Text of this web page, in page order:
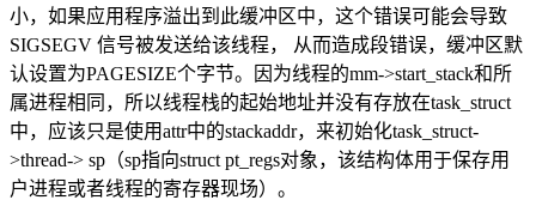
小，如果应用程序溢出到此缓冲区中，这个错误可能会导致
SIGSEGV 信号被发送给该线程， 从而造成段错误，缓冲区默
认设置为PAGESIZE个字节。因为线程的mm->start_stack和所
属进程相同，所以线程栈的起始地址并没有存放在task_struct
中，应该只是使用attr中的stackaddr，来初始化task_struct-
>thread-> sp（sp指向struct pt_regs对象，该结构体用于保存用
户进程或者线程的寄存器现场）。